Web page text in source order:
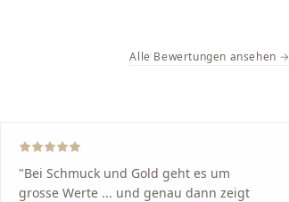
Alle Bewertungen ansehen →
"Bei Schmuck und Gold geht es um
grosse Werte ... und genau dann zeigt